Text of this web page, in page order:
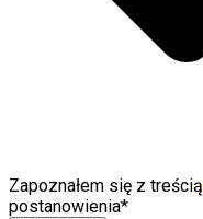
Zapoznałem się z treścią
postanowienia*